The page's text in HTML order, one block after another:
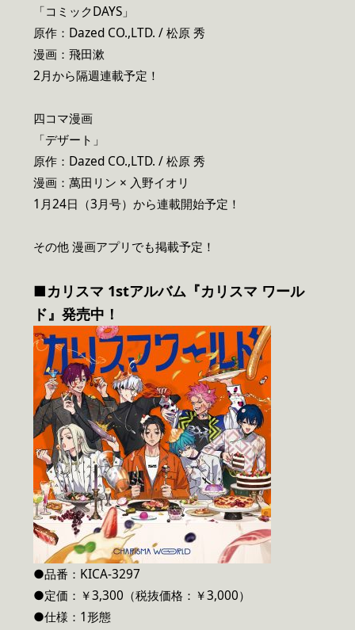
「コミックDAYS」
原作：Dazed CO.,LTD. / 松原 秀
漫画：飛田漱
2月から隔週連載予定！
四コマ漫画
「デザート」
原作：Dazed CO.,LTD. / 松原 秀
漫画：萬田リン × 入野イオリ
1月24日（3月号）から連載開始予定！
その他 漫画アプリでも掲載予定！
■カリスマ 1stアルバム『カリスマ ワール
ド』発売中！
●品番：KICA-3297
●定価：￥3,300（税抜価格：￥3,000）
●仕様：1形態